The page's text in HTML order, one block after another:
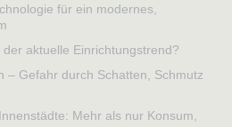
für ein modernes,
aktuelle Einrichtungstrend?
– Gefahr durch Schatten, Schmutz
Mehr als nur Konsum,